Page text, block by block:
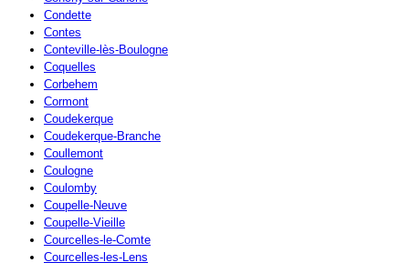
Condette
Contes
Conteville-lès-Boulogne
Coquelles
Corbehem
Cormont
Coudekerque
Coudekerque-Branche
Coullemont
Coulogne
Coulomby
Coupelle-Neuve
Coupelle-Vieille
Courcelles-le-Comte
Courcelles-les-Lens